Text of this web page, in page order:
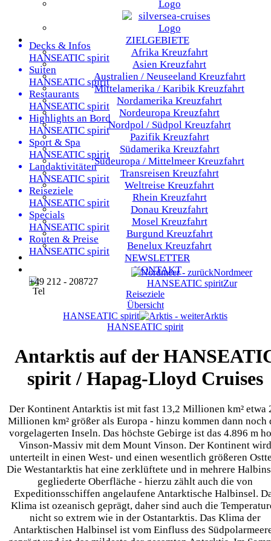
ZIELGEBIETE
Afrika Kreuzfahrt
Asien Kreuzfahrt
Australien / Neuseeland Kreuzfahrt
Mittelamerika / Karibik Kreuzfahrt
Nordamerika Kreuzfahrt
Nordeuropa Kreuzfahrt
Nordpol / Südpol Kreuzfahrt
Pazifik Kreuzfahrt
Südamerika Kreuzfahrt
Südeuropa / Mittelmeer Kreuzfahrt
Transreisen Kreuzfahrt
Weltreise Kreuzfahrt
Rhein Kreuzfahrt
Donau Kreuzfahrt
Mosel Kreuzfahrt
Burgund Kreuzfahrt
Benelux Kreuzfahrt
NEWSLETTER
KONTAKT
+49 212 - 208727
Decks & Infos
HANSEATIC spirit
Suiten
HANSEATIC spirit
Restaurants
HANSEATIC spirit
Highlights an Bord
HANSEATIC spirit
Sport & Spa
HANSEATIC spirit
Landaktivitäten
HANSEATIC spirit
Reiseziele
HANSEATIC spirit
Specials
HANSEATIC spirit
Routen & Preise
HANSEATIC spirit
Nordmeer
HANSEATIC spiritZur
Reiseziele
Übersicht
HANSEATIC spirit
Arktis
HANSEATIC spirit
Antarktis auf der
spirit / Hapag-Lloyd Cruises
Der Kontinent Antarktis ist mit fast 13,2 Millionen km² etwa
Millionen km² größer als Europa - hinzu kommen dann noch
vorgelagerten Inseln. Das höchste Gebirge ist das 4.896 m
Vinson-Massiv mit dem Mount Vinson. Der Kontinent wird
unterteilt in einen West- und einen wesentlich größeren
Die Westantarktis hat eine zerklüftete und in mehrere
gegliederte Oberfläche - hierzu zählt auch die von
Expeditionsschiffen angelaufene Antarktische Halbinsel.
Klima ist ozeanisch geprägt, daher sind auch die
nicht so extrem wie in der Ostantarktis. Das Klima der
Antarktischen Halbinsel ist vom Einfluss des